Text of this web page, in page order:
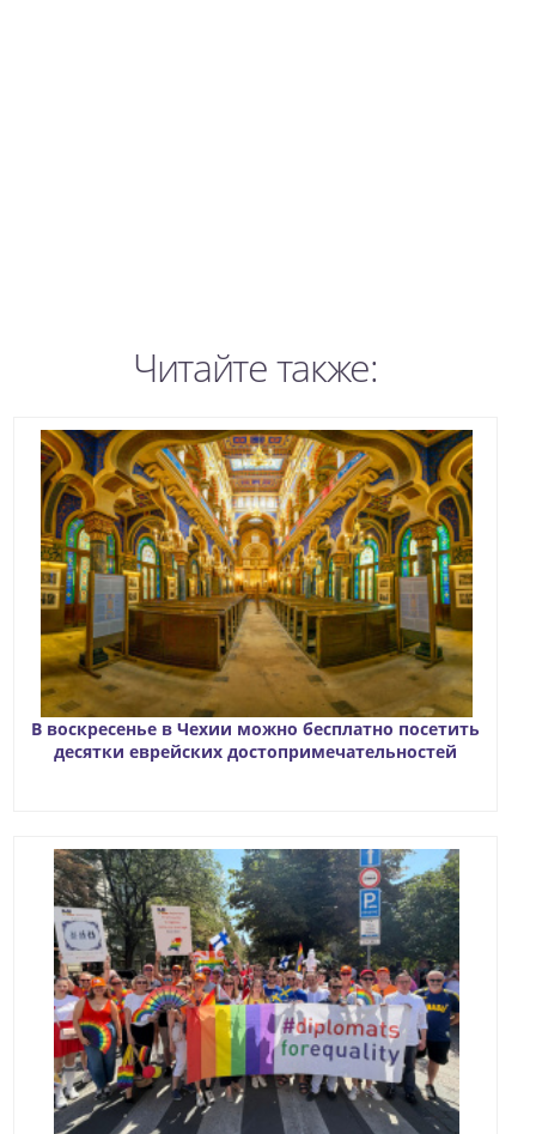
Читайте также:
В воскресенье в Чехии можно бесплатно посетить
десятки еврейских достопримечательностей